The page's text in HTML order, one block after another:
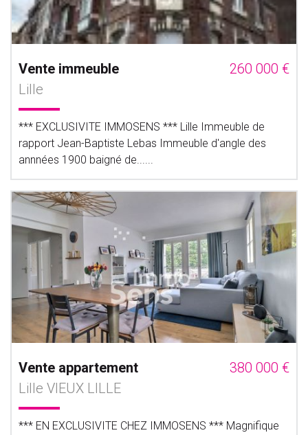
Vente immeuble
260 000 €
Lille
*** EXCLUSIVITE IMMOSENS *** Lille Immeuble de
rapport Jean-Baptiste Lebas Immeuble d'angle des
annnées 1900 baigné de......
Vente appartement
380 000 €
Lille VIEUX LILLE
*** EN EXCLUSIVITE CHEZ IMMOSENS *** Magnifique